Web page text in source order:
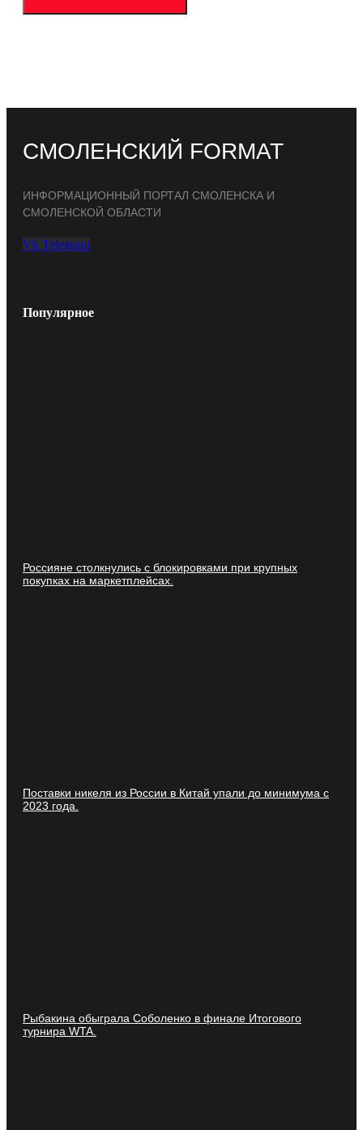
СМОЛЕНСКИЙ FORMAT
ИНФОРМАЦИОННЫЙ ПОРТАЛ СМОЛЕНСКА И
СМОЛЕНСКОЙ ОБЛАСТИ
Vk Telegram
Популярное
Россияне столкнулись с блокировками при крупных
покупках на маркетплейсах.
Поставки никеля из России в Китай упали до минимума с
2023 года.
Рыбакина обыграла Соболенко в финале Итогового
турнира WTA.